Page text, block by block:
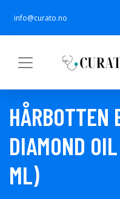
info@curato.no
HÅRBOTTEN
DIAMOND
ML)